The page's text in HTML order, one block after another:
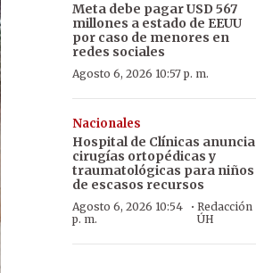
Meta debe pagar USD 567
millones a estado de EEUU
por caso de menores en
redes sociales
Agosto 6, 2026 10:57 p. m.
Nacionales
Hospital de Clínicas anuncia
cirugías ortopédicas y
traumatológicas para niños
de escasos recursos
Agosto 6, 2026 10:54
p. m.
· Redacción
ÚH